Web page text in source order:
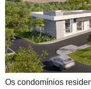
Os condomínios